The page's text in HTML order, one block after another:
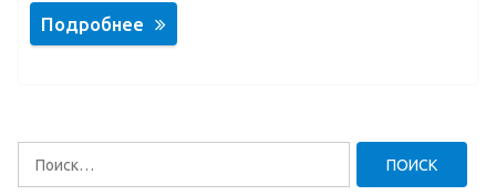
Подробнее